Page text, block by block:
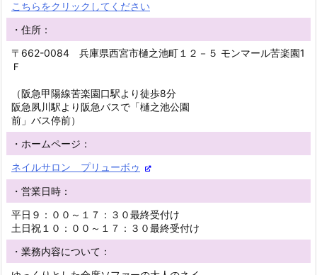
こちらをクリックしてください
・住所：
〒662-0084 兵庫県西宮市樋之池町１２－５ モンマール苦楽園1
Ｆ
（阪急甲陽線苦楽園口駅より徒歩8分
阪急夙川駅より阪急バスで「樋之池公園
前」バス停前）
・ホームページ：
ネイルサロン プリューボゥ
・営業日時：
平日９：００～１７：３０最終受付け
土日祝１０：００～１７：３０最終受付け
・業務内容について：